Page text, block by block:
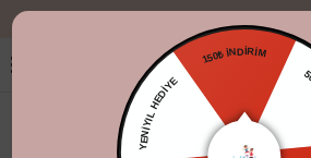
150₺ İNDİRİM
YENİYIL HEDİYE